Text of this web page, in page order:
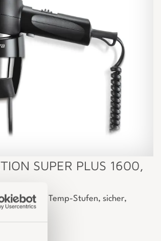
SUPER PLUS 1600,
3 Temp-Stufen, sicher,